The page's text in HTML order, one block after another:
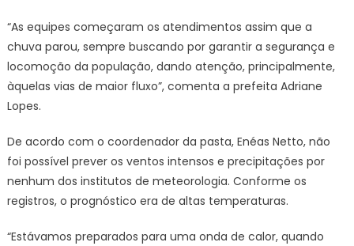
“As equipes começaram os atendimentos assim que a
chuva parou, sempre buscando por garantir a segurança e
locomoção da população, dando atenção, principalmente,
àquelas vias de maior fluxo”, comenta a prefeita Adriane
Lopes.
De acordo com o coordenador da pasta, Enéas Netto, não
foi possível prever os ventos intensos e precipitações por
nenhum dos institutos de meteorologia. Conforme os
registros, o prognóstico era de altas temperaturas.
“Estávamos preparados para uma onda de calor, quando